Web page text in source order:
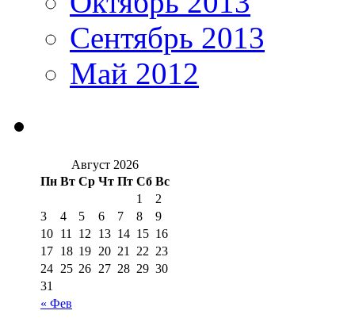
Сентябрь 2013
Май 2012
Август 2026
Пн Вт Ср Чт Пт Сб Вс
« Фев
1
2
3
4 5 6 7 8
9
10 11 12 13 14 15 16
17 18 19 20 21 22 23
24 25 26 27 28 29 30
31